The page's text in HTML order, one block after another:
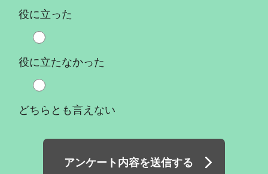
役に立った
役に立たなかった
どちらとも言えない
アンケート内容を送信する